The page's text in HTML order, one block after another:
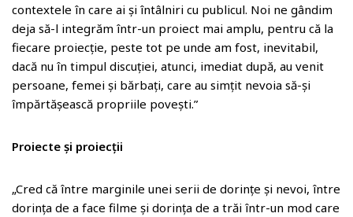
contextele în care ai și întâlniri cu publicul. Noi ne gândim
deja să-l integrăm într-un proiect mai amplu, pentru că la
fiecare proiecție, peste tot pe unde am fost, inevitabil,
dacă nu în timpul discuției, atunci, imediat după, au venit
persoane, femei și bărbați, care au simțit nevoia să-și
împărtășească propriile povești.”
Proiecte și proiecții
„Cred că între marginile unei serii de dorințe și nevoi, între
dorința de a face filme și dorința de a trăi într-un mod care